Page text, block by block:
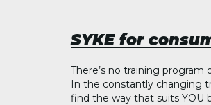
SYKE for
There’s no training
In the constantly changing
find the way that suits YOU